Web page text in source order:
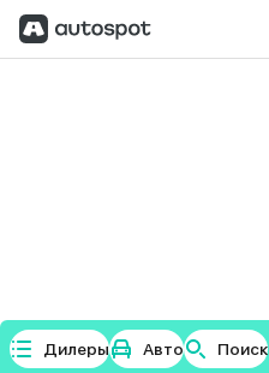
Дилеры Авто Поиск